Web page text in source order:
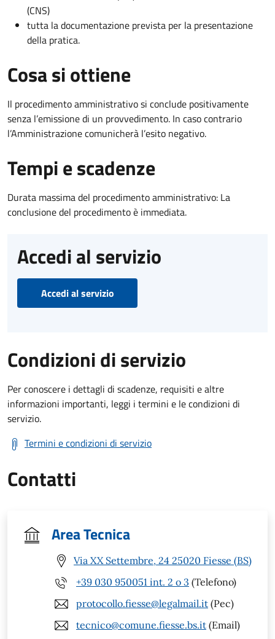
(CNS)
tutta la documentazione prevista per la presentazione
della pratica.
Cosa si ottiene
Il procedimento amministrativo si conclude positivamente
senza l’emissione di un provvedimento. In caso contrario
l’Amministrazione comunicherà l’esito negativo.
Tempi e scadenze
Durata massima del procedimento amministrativo: La
conclusione del procedimento è immediata.
Accedi al servizio
Accedi al servizio
Condizioni di servizio
Per conoscere i dettagli di scadenze, requisiti e altre
informazioni importanti, leggi i termini e le condizioni di
servizio.
Termini e condizioni di servizio
Contatti
Area Tecnica
Via XX Settembre, 24 25020 Fiesse (BS)
+39 030 950051 int. 2 o 3 (Telefono)
protocollo.fiesse@legalmail.it (Pec)
tecnico@comune.fiesse.bs.it (Email)